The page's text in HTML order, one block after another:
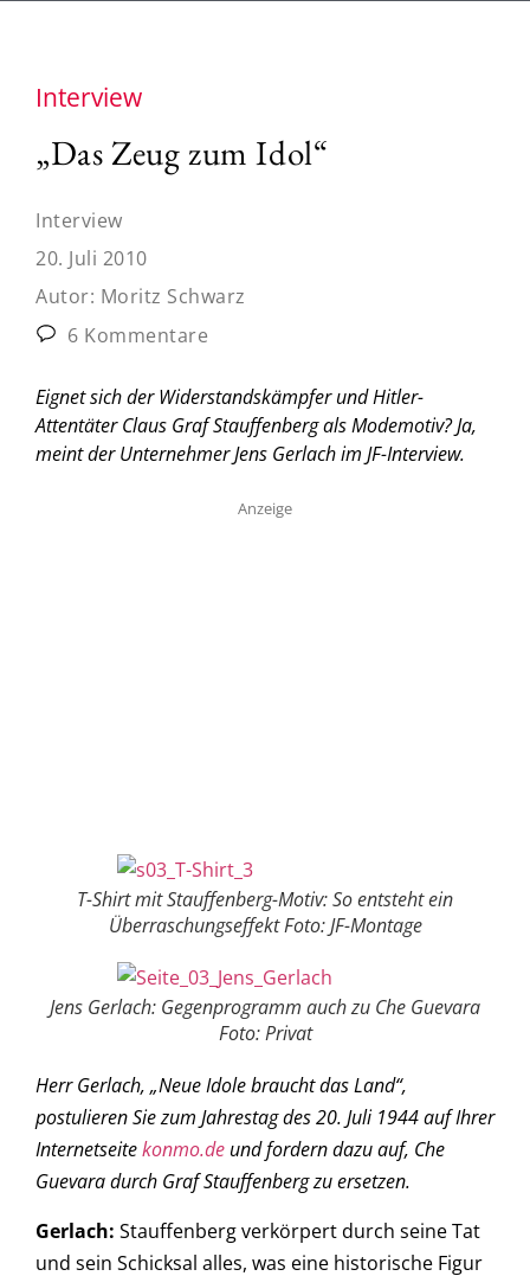
Interview
„Das Zeug zum Idol“
Interview
20. Juli 2010
Autor: Moritz Schwarz
6 Kommentare
Eignet sich der Widerstandskämpfer und Hitler-
Attentäter Claus Graf Stauffenberg als Modemotiv? Ja,
meint der Unternehmer Jens Gerlach im JF-Interview.
Anzeige
T-Shirt mit Stauffenberg-Motiv: So entsteht ein
Überraschungseffekt Foto: JF-Montage
Jens Gerlach: Gegenprogramm auch zu Che Guevara
Foto: Privat
Herr Gerlach, „Neue Idole braucht das Land“,
postulieren Sie zum Jahrestag des 20. Juli 1944 auf Ihrer
Internetseitekonmo.de und fordern dazu auf, Che
Guevara durch Graf Stauffenberg zu ersetzen.
Gerlach: Stauffenberg verkörpert durch seine Tat
und sein Schicksal alles, was eine historische Figur